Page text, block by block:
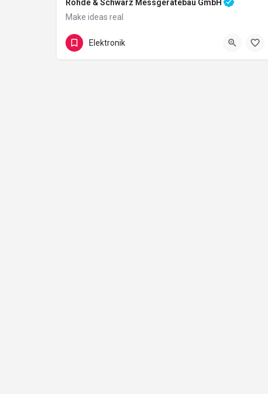
Rohde & Schwarz Messgerätebau GmbH
Make ideas real
Rohde-Und-Schwarz-Straße 1
Elektronik